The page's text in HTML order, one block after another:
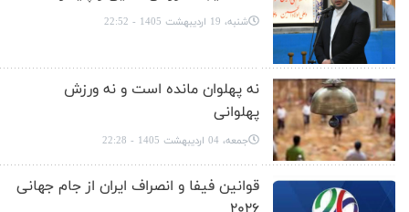
شنبه، 19 اردیبهشت 1405 - 22:52
نه پهلوان مانده است و نه ورزش
پهلوانی
جمعه، 04 اردیبهشت 1405 - 22:28
قوانین فیفا و انصراف ایران از جام جهانی